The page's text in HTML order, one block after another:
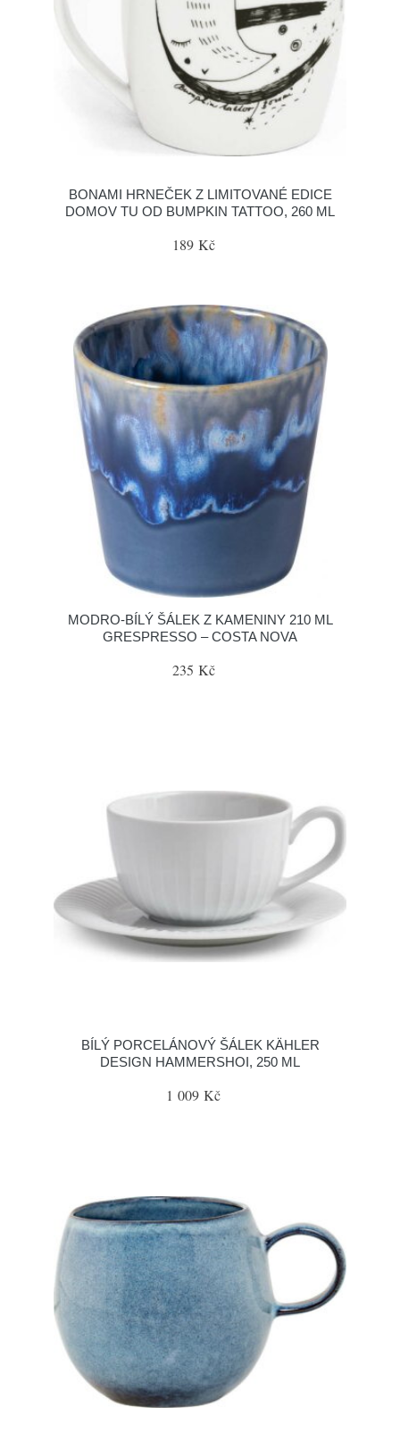
BONAMI HRNEČEK Z LIMITOVANÉ EDICE
DOMOV TU OD BUMPKIN TATTOO, 260 ML
189 Kč
MODRO-BÍLÝ ŠÁLEK Z KAMENINY 210 ML
GRESPRESSO – COSTA NOVA
235 Kč
BÍLÝ PORCELÁNOVÝ ŠÁLEK KÄHLER
DESIGN HAMMERSHOI, 250 ML
1 009 Kč